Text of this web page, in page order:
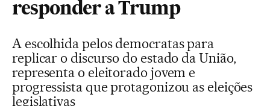
responder a Trump
A escolhida pelos democratas para
replicar o discurso do estado da União,
representa o eleitorado jovem e
progressista que protagonizou as eleições
legislativas